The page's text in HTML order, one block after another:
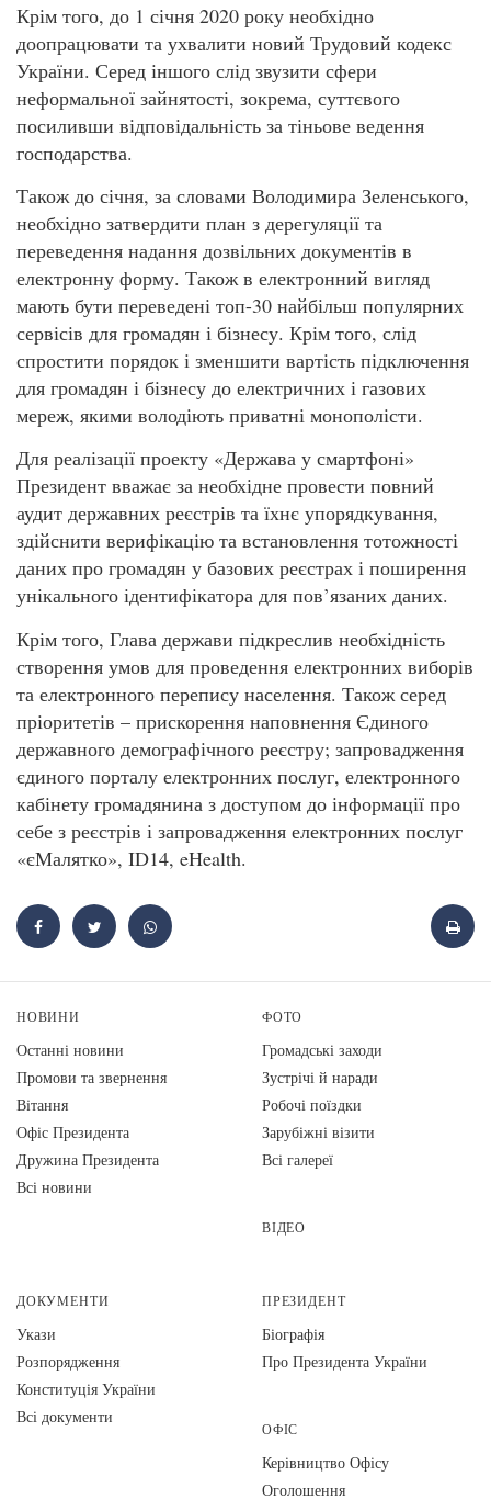
Крім того, до 1 січня 2020 року необхідно
доопрацювати та ухвалити новий Трудовий кодекс
України. Серед іншого слід звузити сфери
неформальної зайнятості, зокрема, суттєвого
посиливши відповідальність за тіньове ведення
господарства.
Також до січня, за словами Володимира Зеленського,
необхідно затвердити план з дерегуляції та
переведення надання дозвільних документів в
електронну форму. Також в електронний вигляд
мають бути переведені топ-30 найбільш популярних
сервісів для громадян і бізнесу. Крім того, слід
спростити порядок і зменшити вартість підключення
для громадян і бізнесу до електричних і газових
мереж, якими володіють приватні монополісти.
Для реалізації проекту «Держава у смартфоні»
Президент вважає за необхідне провести повний
аудит державних реєстрів та їхнє упорядкування,
здійснити верифікацію та встановлення тотожності
даних про громадян у базових реєстрах і поширення
унікального ідентифікатора для пов’язаних даних.
Крім того, Глава держави підкреслив необхідність
створення умов для проведення електронних виборів
та електронного перепису населення. Також серед
пріоритетів – прискорення наповнення Єдиного
державного демографічного реєстру; запровадження
єдиного порталу електронних послуг, електронного
кабінету громадянина з доступом до інформації про
себе з реєстрів і запровадження електронних послуг
«єМалятко», ID14, eHealth.
НОВИНИ
Останні новини
Промови та звернення
Вiтання
Офіс Президента
Дружина Президента
Всі новини
ФОТО
Громадські заходи
Зустрічі й наради
Робочі поїздки
Зарубіжні візити
Всі галереї
ВІДЕО
ДОКУМЕНТИ
Укази
Розпорядження
Конституція України
Всі документи
ПРЕЗИДЕНТ
Біографія
Про Президента України
ОФІС
Керівництво Офісу
Оголошення